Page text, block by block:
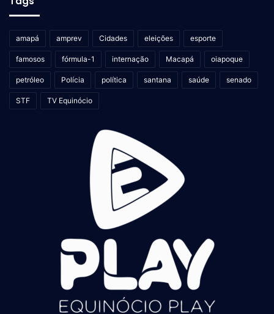
amapá amprev Cidades eleições esporte
famosos fórmula-1 internação Macapá oiapoque
petróleo Polícia política santana saúde senado
STF TV Equinócio